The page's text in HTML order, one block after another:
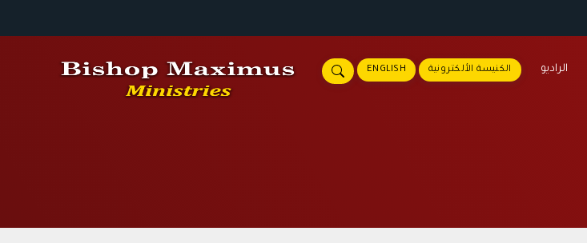
ENGLISH الكنيسة الألكترونية الراديو